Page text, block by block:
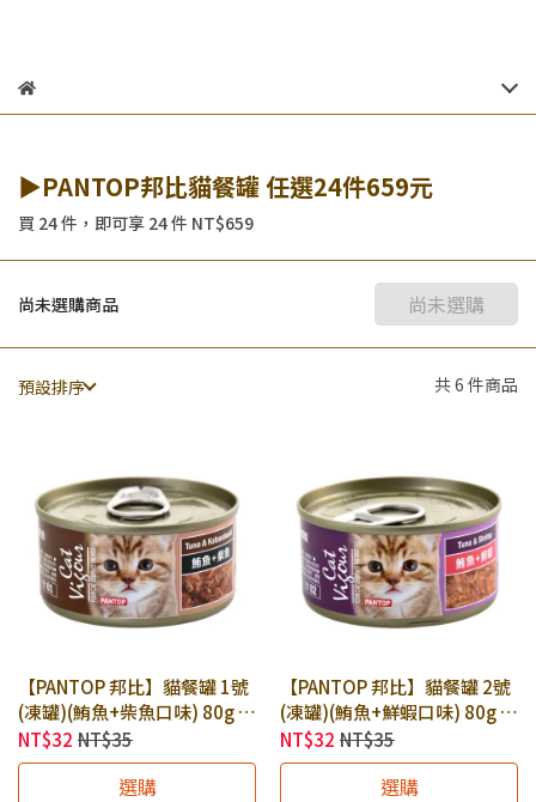
▶PANTOP邦比貓餐罐 任選24件659元
買 24 件， 即可享 24 件 NT$659
尚未選購商品 尚未選購
預設排序 共 6 件商品
【PANTOP 邦比】貓餐罐 1號
(凍罐)(鮪魚+柴魚口味) 80g ×
罐｜貓罐頭 貓副食罐 邦比貓
罐
NT$32 NT$35
選購
【PANTOP 邦比】貓餐罐 2號
(凍罐)(鮪魚+鮮蝦口味) 80g ×
罐｜貓罐頭 貓副食罐 邦比貓
罐
NT$32 NT$35
選購